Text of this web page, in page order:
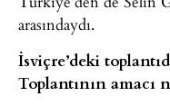
arasındaydı.
İsviçre’deki
Toplantının amacı